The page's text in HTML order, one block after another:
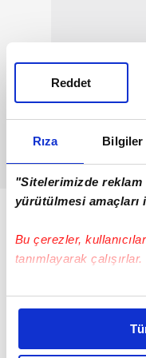
Rıza Bilgiler
"Sitelerimizde
yürütülmesi amaçları
Bu çerezler,
tanımlayarak çalışırlar.
Bu çerezlere izin
daha iyi reklam
amacımızın size
Reddet